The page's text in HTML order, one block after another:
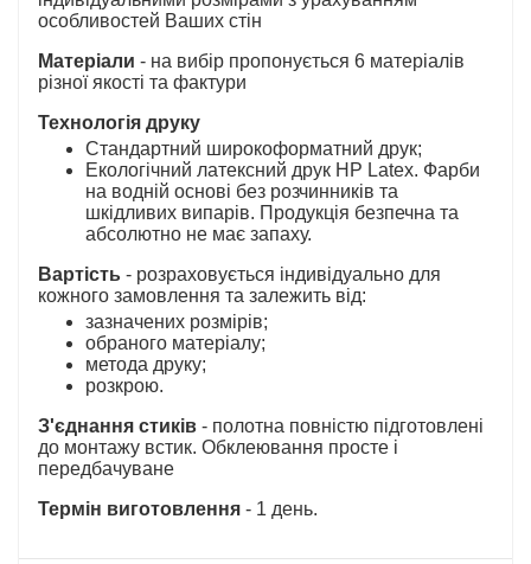
особливостей Ваших стін
Матеріали - на вибір пропонується 6 матеріалів
різної якості та фактури
Технологія друку
Стандартний широкоформатний друк;
Екологічний латексний друк HP Latex. Фарби
на водній основі без розчинників та
шкідливих випарів. Продукція безпечна та
абсолютно не має запаху.
Вартість - розраховується індивідуально для
кожного замовлення та залежить від:
зазначених розмірів;
обраного матеріалу;
метода друку;
розкрою.
З'єднання стиків - полотна повністю підготовлені
до монтажу встик. Обклеювання просте і
передбачуване
Термін виготовлення - 1 день.